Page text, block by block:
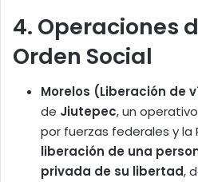
4. Operaciones
Orden Social
Morelos (Liberación de
de Jiutepec, un
por fuerzas federales y la
liberación de una
privada de su libertad,